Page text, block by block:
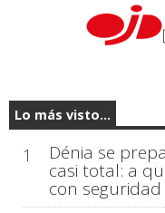
Lo más visto...
1 Dénia se
casi total: a
con seguridad